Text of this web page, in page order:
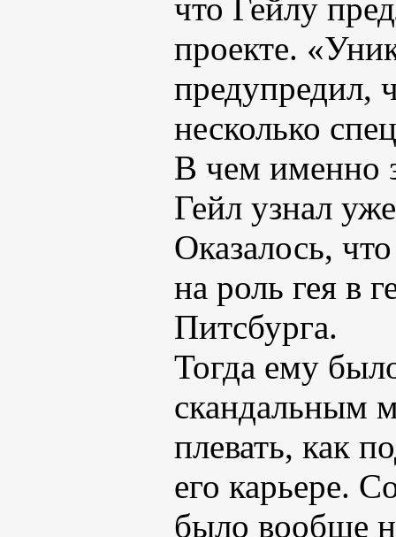
что Гейлу
проекте.
предупредил,
несколько
В чем именно
Гейл узнал
Оказалось,
на роль гея в
Питсбурга.
Тогда ему
скандальным
плевать, как
его карьере.
было вообще